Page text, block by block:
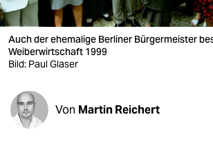
verlag
verlag
veranstaltungen
shop
fragen & hilfe
Auch der ehemalige Berliner Bürgermeister
Weiberwirtschaft 1999
Bild: Paul Glaser
Von Martin Reichert